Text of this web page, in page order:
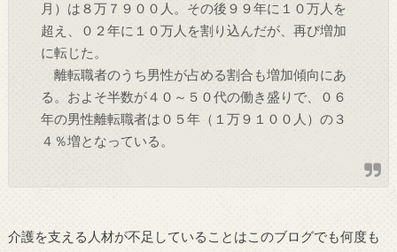
月）は８万７９００人。その後９９年に１０万人を
超え、０２年に１０万人を割り込んだが、再び増加
に転じた。
離転職者のうち男性が占める割合も増加傾向にあ
る。およそ半数が４０～５０代の働き盛りで、０６
年の男性離転職者は０５年（１万９１００人）の３
４％増となっている。
介護を支える人材が不足していることはこのブログでも何度も